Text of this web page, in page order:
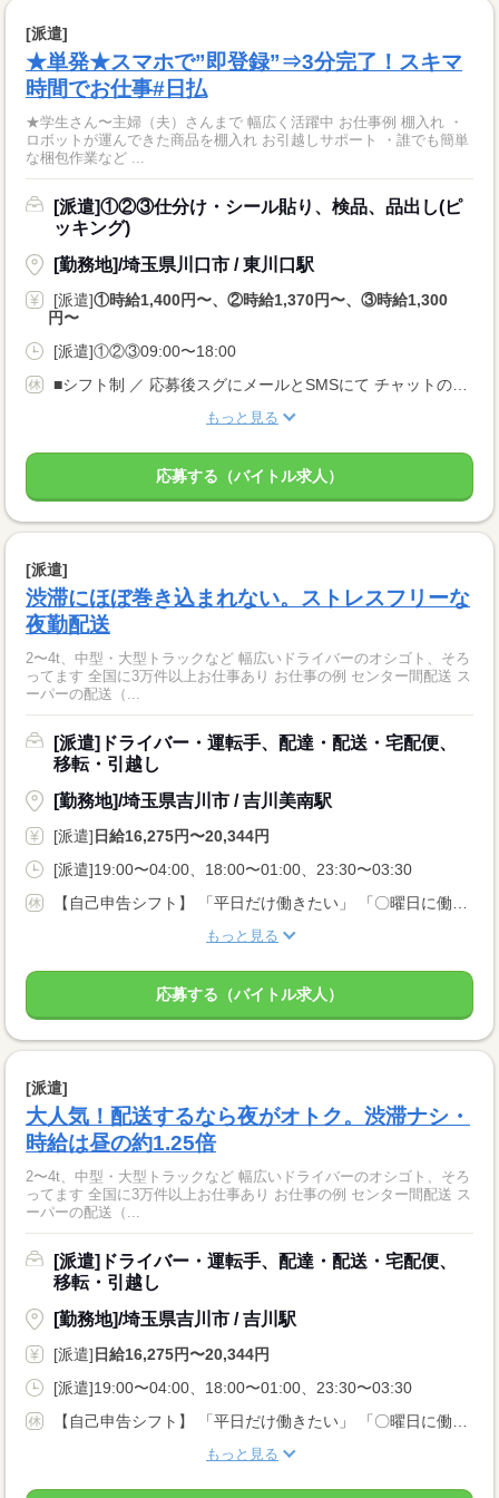
[派遣]
★単発★スマホで”即登録”⇒3分完了！スキマ
時間でお仕事#日払
★学生さん〜主婦（夫）さんまで 幅広く活躍中 お仕事例 棚入れ ・
ロボットが運んできた商品を棚入れ お引越しサポート ・誰でも簡単
な梱包作業など ...
[派遣]①②③仕分け・シール貼り、検品、品出し(ピ
ッキング)
[勤務地]/埼玉県川口市 / 東川口駅
[派遣]①時給1,400円〜、②時給1,370円〜、③時給1,300
円〜
[派遣]①②③09:00〜18:00
もっと見る
応募する（バイトル求人）
[派遣]
渋滞にほぼ巻き込まれない。ストレスフリーな
夜勤配送
2〜4t、中型・大型トラックなど 幅広いドライバーのオシゴト、そろ
ってます 全国に3万件以上お仕事あり お仕事の例 センター間配送 ス
ーパーの配送（...
[派遣]ドライバー・運転手、配達・配送・宅配便、
移転・引越し
[勤務地]/埼玉県吉川市 / 吉川美南駅
[派遣] 日給16,275円〜20,344円
[派遣]19:00〜04:00、18:00〜01:00、23:30〜03:30
もっと見る
応募する（バイトル求人）
[派遣]
大人気！配送するなら夜がオトク。渋滞ナシ・
時給は昼の約1.25倍
2〜4t、中型・大型トラックなど 幅広いドライバーのオシゴト、そろ
ってます 全国に3万件以上お仕事あり お仕事の例 センター間配送 ス
ーパーの配送（...
[派遣]ドライバー・運転手、配達・配送・宅配便、
移転・引越し
[勤務地]/埼玉県吉川市 / 吉川駅
[派遣] 日給16,275円〜20,344円
[派遣]19:00〜04:00、18:00〜01:00、23:30〜03:30
もっと見る